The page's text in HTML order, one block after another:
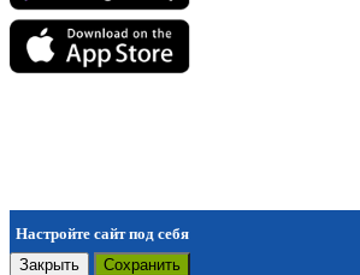
Настройте сайт под себя
Закрыть
Сохранить